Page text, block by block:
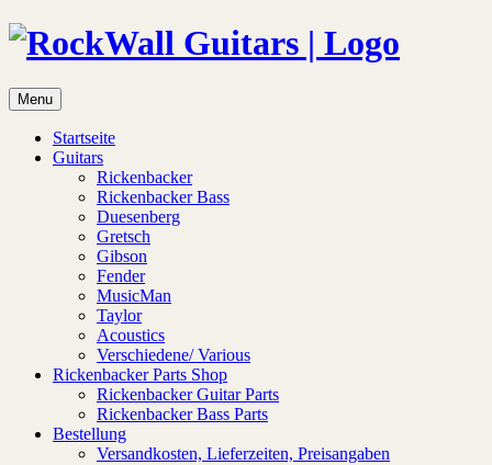
Menu
Startseite
Guitars
Rickenbacker
Rickenbacker Bass
Duesenberg
Gretsch
Gibson
Fender
MusicMan
Taylor
Acoustics
Verschiedene/ Various
Rickenbacker Parts Shop
Rickenbacker Guitar Parts
Rickenbacker Bass Parts
Bestellung
Versandkosten, Lieferzeiten, Preisangaben